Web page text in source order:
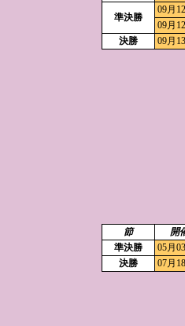
準決勝
09月
09月
決勝
09月
節 開
準決勝
05月
決勝
07月